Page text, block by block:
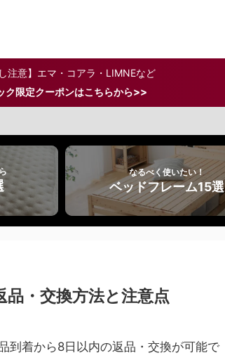
し注意】エマ・コアラ・LIMNEなど
ク限定クーポンはこちらから>>
なるべく使いたい！
ベッドフレーム15選
品・交換方法と注意点
到着から8日以内の返品・交換が可能で